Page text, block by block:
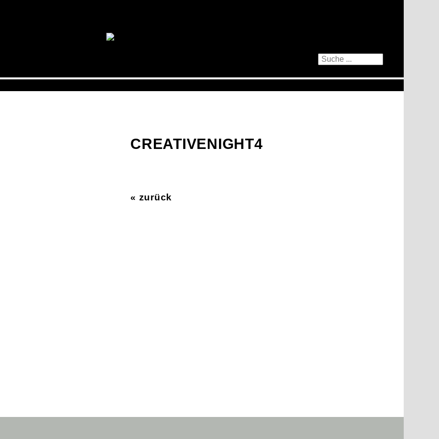
CREATIVENIGHT4
« zurück